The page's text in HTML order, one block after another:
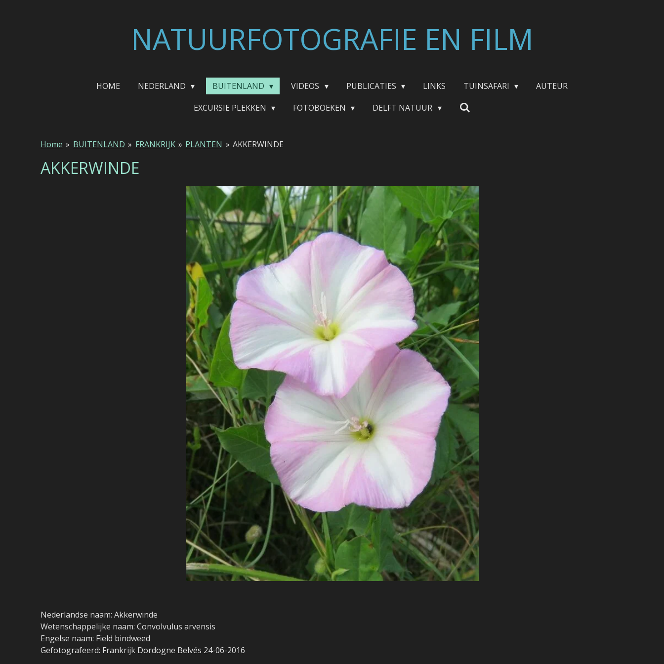
NATUURFOTOGRAFIE EN FILM
HOME NEDERLAND BUITENLAND VIDEOS PUBLICATIES LINKS TUINSAFARI
AUTEUR
EXCURSIE PLEKKEN
FOTOBOEKEN DELFT NATUUR
Home » BUITENLAND » FRANKRIJK » PLANTEN » AKKERWINDE
AKKERWINDE
Nederlandse naam: Akkerwinde
Wetenschappelijke naam: Convolvulus arvensis
Engelse naam: Field bindweed
Gefotografeerd: Frankrijk Dordogne Belvés 24-06-2016